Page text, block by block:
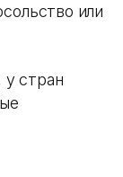
или
стран